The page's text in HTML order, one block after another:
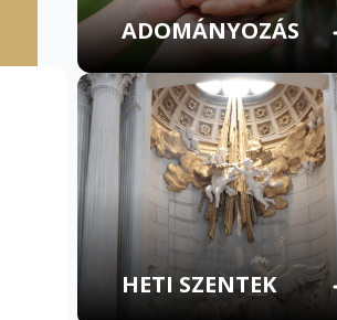
ADOMÁNYOZÁS
HETI SZENTEK